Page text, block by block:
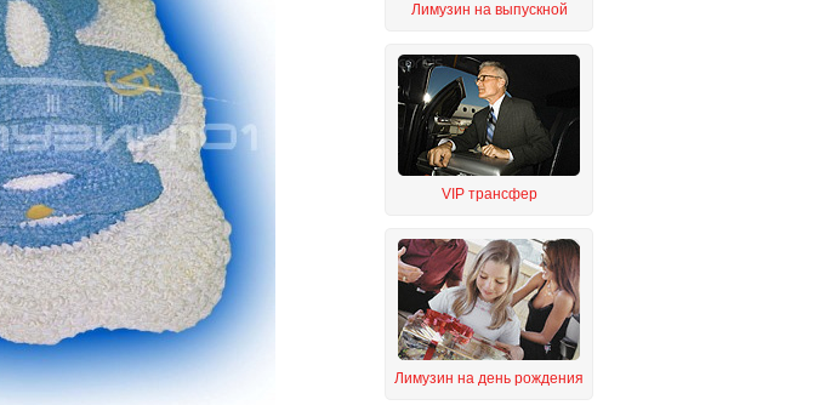
Лимузин на выпускной
VIP трансфер
Лимузин на день рождения